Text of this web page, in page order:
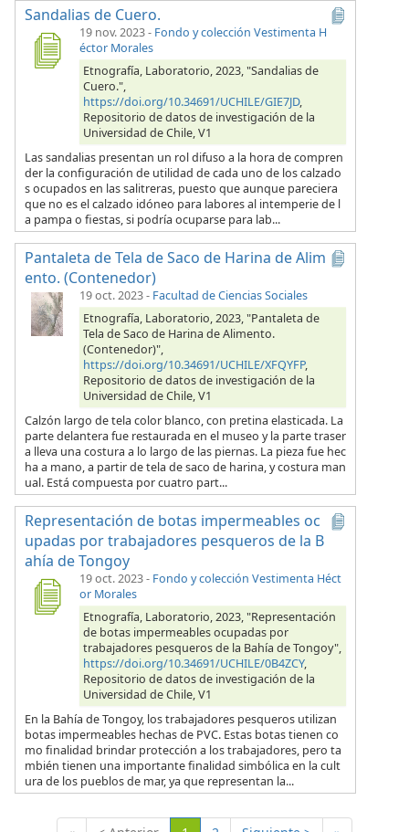
Sandalias de Cuero.
19 nov. 2023- Fondo y colección Vestimenta H
éctor Morales
Etnografía, Laboratorio, 2023, "Sandalias de
Cuero.",
https://doi.org/10.34691/UCHILE/GIE7JD,
Repositorio de datos de investigación de la
Universidad de Chile, V1
Las sandalias presentan un rol difuso a la hora de compren
der la configuración de utilidad de cada uno de los calzado
s ocupados en las salitreras, puesto que aunque pareciera
que no es el calzado idóneo para labores al intemperie de l
a pampa o fiestas, si podría ocuparse para lab...
Pantaleta de Tela de Saco de Harina de Alim
ento. (Contenedor)
19 oct. 2023- Facultad de Ciencias Sociales
Etnografía, Laboratorio, 2023, "Pantaleta de
Tela de Saco de Harina de Alimento.
(Contenedor)",
https://doi.org/10.34691/UCHILE/XFQYFP,
Repositorio de datos de investigación de la
Universidad de Chile, V1
Calzón largo de tela color blanco, con pretina elasticada. La
parte delantera fue restaurada en el museo y la parte traser
a lleva una costura a lo largo de las piernas. La pieza fue hec
ha a mano, a partir de tela de saco de harina, y costura man
ual. Está compuesta por cuatro part...
Representación de botas impermeables oc
upadas por trabajadores pesqueros de la B
ahía de Tongoy
19 oct. 2023- Fondo y colección Vestimenta Héct
or Morales
Etnografía, Laboratorio, 2023, "Representación
de botas impermeables ocupadas por
trabajadores pesqueros de la Bahía de Tongoy",
https://doi.org/10.34691/UCHILE/0B4ZCY,
Repositorio de datos de investigación de la
Universidad de Chile, V1
En la Bahía de Tongoy, los trabajadores pesqueros utilizan
botas impermeables hechas de PVC. Estas botas tienen co
mo finalidad brindar protección a los trabajadores, pero ta
mbién tienen una importante finalidad simbólica en la cult
ura de los pueblos de mar, ya que representan la...